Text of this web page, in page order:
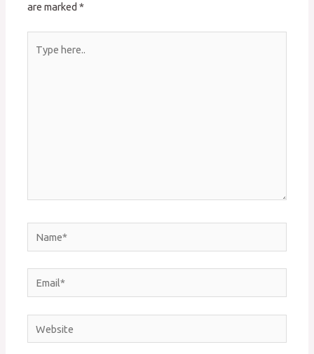
are marked*
here..
Name*
Email*
Website